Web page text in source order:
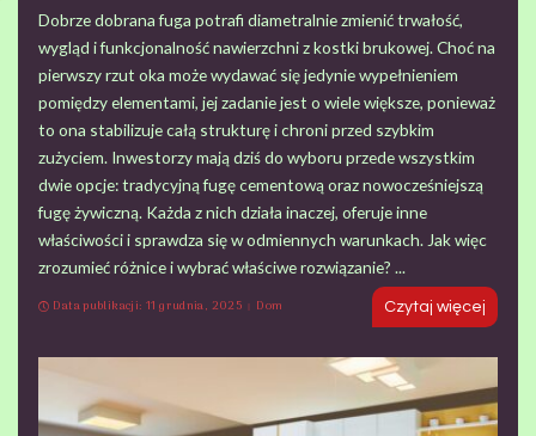
Dobrze dobrana fuga potrafi diametralnie zmienić trwałość,
wygląd i funkcjonalność nawierzchni z kostki brukowej. Choć na
pierwszy rzut oka może wydawać się jedynie wypełnieniem
pomiędzy elementami, jej zadanie jest o wiele większe, ponieważ
to ona stabilizuje całą strukturę i chroni przed szybkim
zużyciem. Inwestorzy mają dziś do wyboru przede wszystkim
dwie opcje: tradycyjną fugę cementową oraz nowocześniejszą
fugę żywiczną. Każda z nich działa inaczej, oferuje inne
właściwości i sprawdza się w odmiennych warunkach. Jak więc
zrozumieć różnice i wybrać właściwe rozwiązanie? ...
Data publikacji: 11 grudnia, 2025
Dom Czytaj więcej